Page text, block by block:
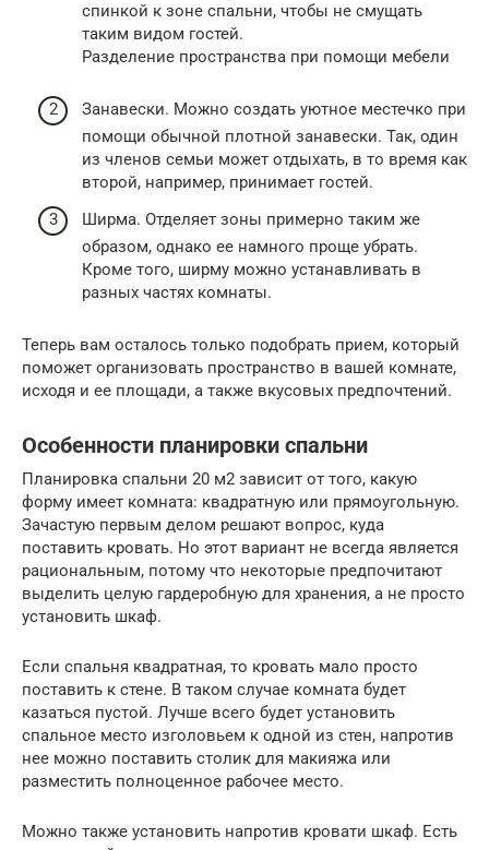
спинкой к зоне спальни, чтобы не смущать
таким видом гостей.
Разделение пространства при помощи мебели
Занавески. Можно создать уютное местечко при
помощи обычной плотной занавески. Так, один
из членов семьи может отдыхать, в то время как
второй, например, принимает гостей.
Ширма. Отделяет зоны примерно таким же
образом, однако ее намного проще убрать.
Кроме того, ширму можно устанавливать в
разных частях комнаты.
Теперь вам осталось только подобрать прием, который
поможет организовать пространство в вашей комнате,
исходя и ее площади, а также вкусовых предпочтений.
Особенности планировки спальни
Планировка спальни 20 м2 зависит от того, какую
форму имеет комната: квадратную или прямоугольную.
Зачастую первым делом решают вопрос, куда
поставить кровать. Но этот вариант не всегда является
рациональным, потому что некоторые предпочитают
выделить целую гардеробную для хранения, а не просто
установить шкаф.
Если спальня квадратная, то кровать мало просто
поставить к стене. В таком случае комната будет
казаться пустой. Лучше всего будет установить
спальное место изголовьем к одной из стен, напротив
нее можно поставить столик для макияжа или
разместить полноценное рабочее место.
Можно также установить напротив кровати шкаф. Есть